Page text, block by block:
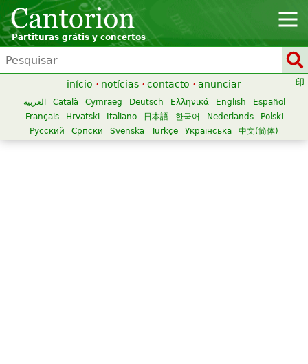
Partituras grátis y concertos
início · notícias · contacto · anunciar
العربية Català Cymraeg Deutsch Ελληνικά English
Español
Français
Hrvatski Italiano 日本語 한국어 Nederlands
Polski
Русский
Српски Svenska Türkçe Українська 中文(简体)